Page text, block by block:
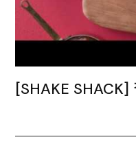
[SHAKE SHACK]